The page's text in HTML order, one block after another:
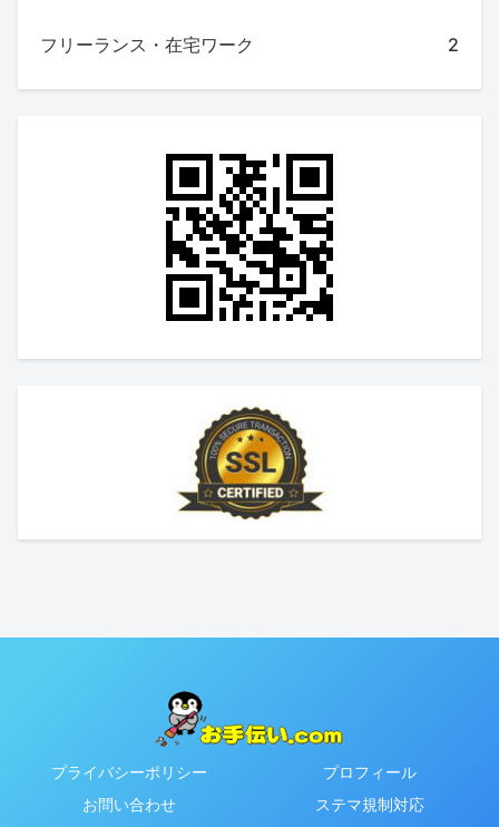
フリーランス・在宅ワーク 2
プライバシーポリシー
プロフィール
お問い合わせ
ステマ規制対応